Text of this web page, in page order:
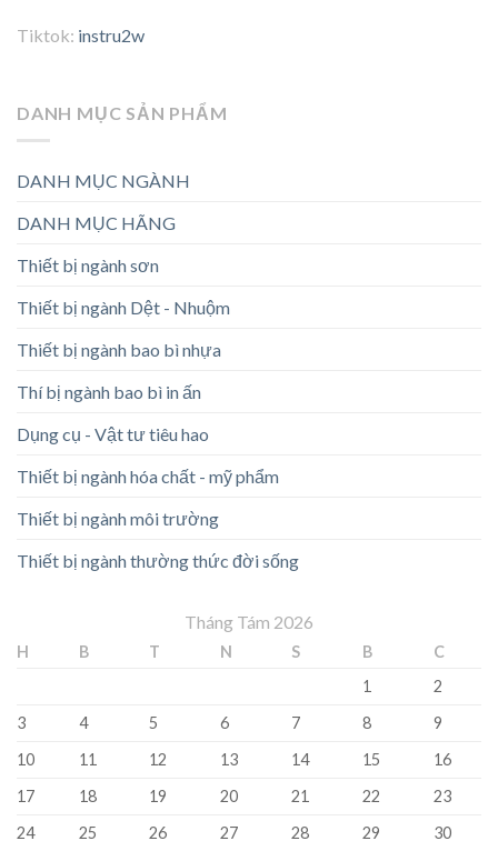
Tiktok: instru2w
DANH MỤC SẢN PHẨM
DANH MỤC NGÀNH
DANH MỤC HÃNG
Thiết bị ngành sơn
Thiết bị ngành Dệt - Nhuộm
Thiết bị ngành bao bì nhựa
Thí bị ngành bao bì in ấn
Dụng cụ - Vật tư tiêu hao
Thiết bị ngành hóa chất - mỹ phẩm
Thiết bị ngành môi trường
Thiết bị ngành thường thức đời sống
Tháng Tám 2026
H B T N S B
C
1
2
3
4 5 6 7 8
9
10
11 12 13 14 15
16
17
18 19 20 21 22
23
24
25 26 27 28 29 30